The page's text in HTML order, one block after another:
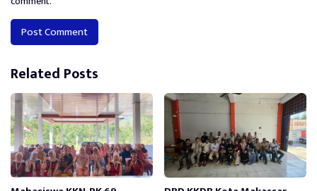
Alternative:
Related Posts